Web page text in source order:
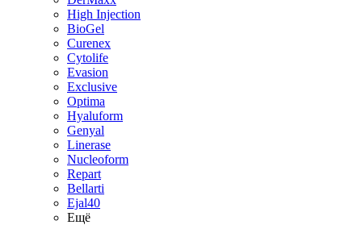
High Injection
BioGel
Curenex
Cytolife
Evasion
Exclusive
Optima
Hyaluform
Genyal
Linerase
Nucleoform
Repart
Bellarti
Ejal40
Ещё